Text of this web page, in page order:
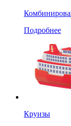
Подробнее
Круизы